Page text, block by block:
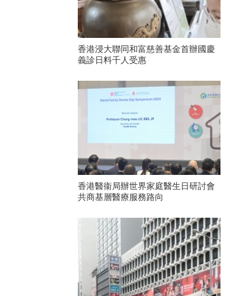
香港浸大聯同和富慈善基金首辦國慶
義診日料千人受惠
香港醫衞局辦世界家庭醫生日研討會
共商基層醫療服務路向